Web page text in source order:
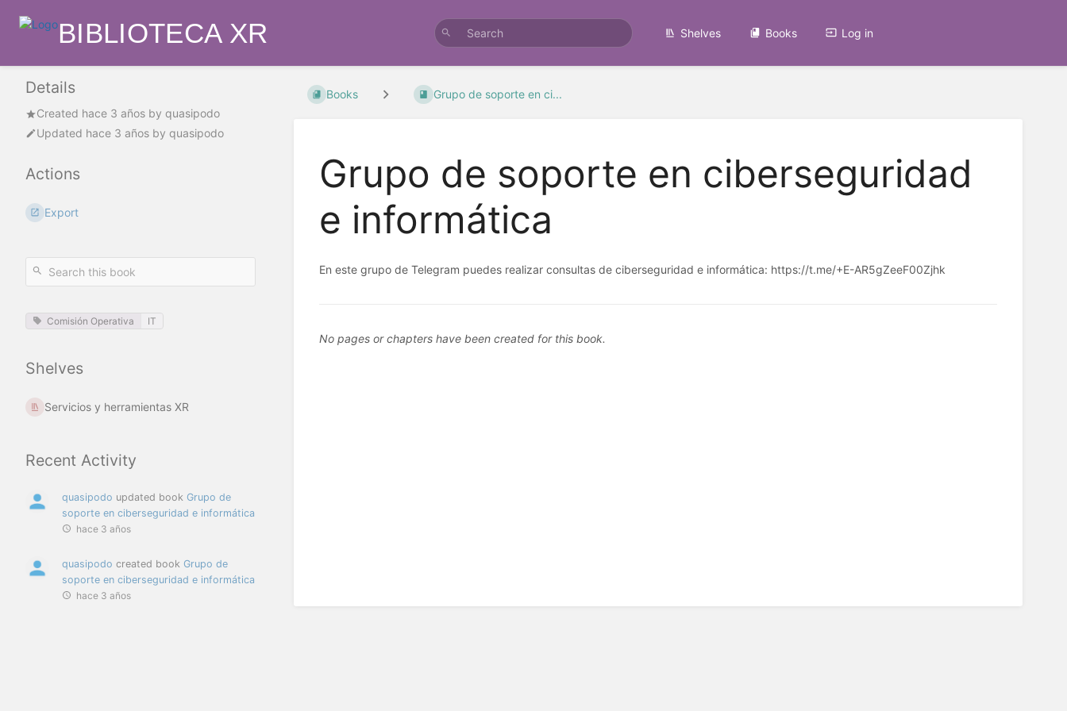
BIBLIOTECA XR Shelves Books Log in
Comisión Operativa IT
Shelves
Servicios y herramientas XR
Recent Activity
quasipodo updated book Grupo de
soporte en ciberseguridad e informática
hace 3 años
quasipodo created book Grupo de
soporte en ciberseguridad e informática
hace 3 años
Books Grupo de soporte en ci...
Grupo de soporte en ciberseguridad
e informática
En este grupo de Telegram puedes realizar consultas de ciberseguridad e informática: https://t.me/+E-AR5gZeeF00Zjhk
No pages or chapters have been created for this book.
Details
Created hace 3 años by quasipodo
Updated hace 3 años by quasipodo
Actions
Export